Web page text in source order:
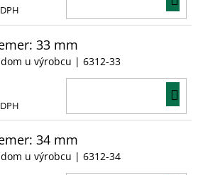
33 mm
u výrobcu | 6312-33
34 mm
u výrobcu | 6312-34